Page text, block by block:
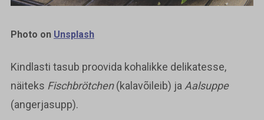
Photo on Unsplash
Kindlasti tasub proovida kohalikke delikatesse,
näiteks Fischbrötchen(kalavõileib) ja Aalsuppe
(angerjasupp).